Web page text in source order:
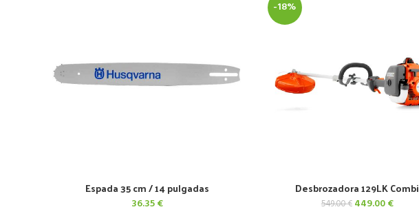
AÑADIR AL CARRITO
Espada 35 cm / 14 pulgadas
36.35€
-18%
AÑADIR AL CARRITO
Desbrozadora 129LK Combi
549.00€ El
449.00€El